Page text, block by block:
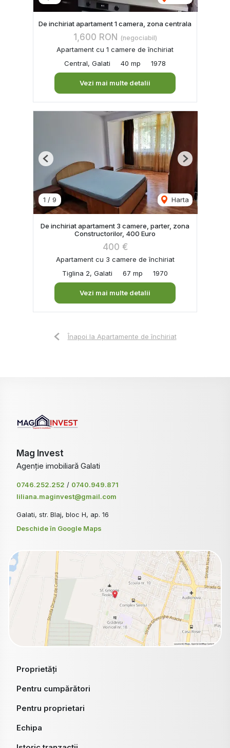
De inchiriat apartament 1 camera, zona centrala
1,600 RON (negociabil)
Apartament cu 1 camere de închiriat
Central, Galati
40 mp 1978
Vezi mai multe detalii
1 / 9 Harta
Previous Next
De inchiriat apartament 3 camere, parter, zona
Constructorilor, 400 Euro
400 €
Apartament cu 3 camere de închiriat
Tiglina 2, Galati
67 mp 1970
Vezi mai multe detalii
Înapoi la Apartamente de închiriat
Mag Invest
Agenție imobiliară Galati
0746.252.252 / 0740.949.871
liliana.maginvest@gmail.com
Galati, str. Blaj, bloc H, ap. 16
Deschide în Google Maps
Proprietăți
Pentru cumpărători
Pentru proprietari
Echipa